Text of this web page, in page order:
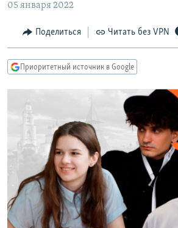
Вернутся
Вернутся
МНЕНИЯ
КУЛЬТУРА
КАВКАЗ.РЕАЛИИ
СИБИРЬ.РЕАЛИИ
РАСПИСАНИЕ ВЕЩАНИЯ
ПОДПИШИТЕСЬ НА РАССЫЛКУ
СОЦИАЛЬНЫЕ СЕТИ
05 января 2022
Поделиться Читать без VPN
Приоритетный источник в Google